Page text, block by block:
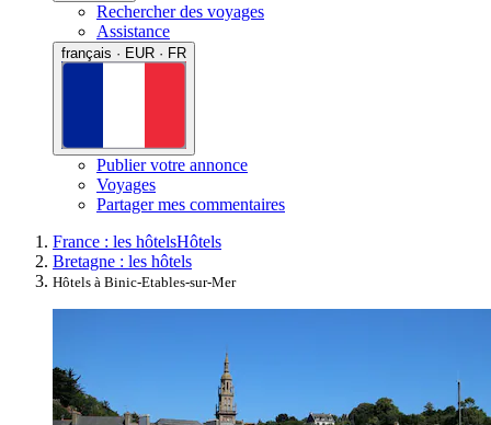
Rechercher des voyages
Assistance
français · EUR · FR
Publier votre annonce
Voyages
Partager mes commentaires
France : les hôtelsHôtels
Bretagne : les hôtels
Hôtels à Binic-Etables-sur-Mer